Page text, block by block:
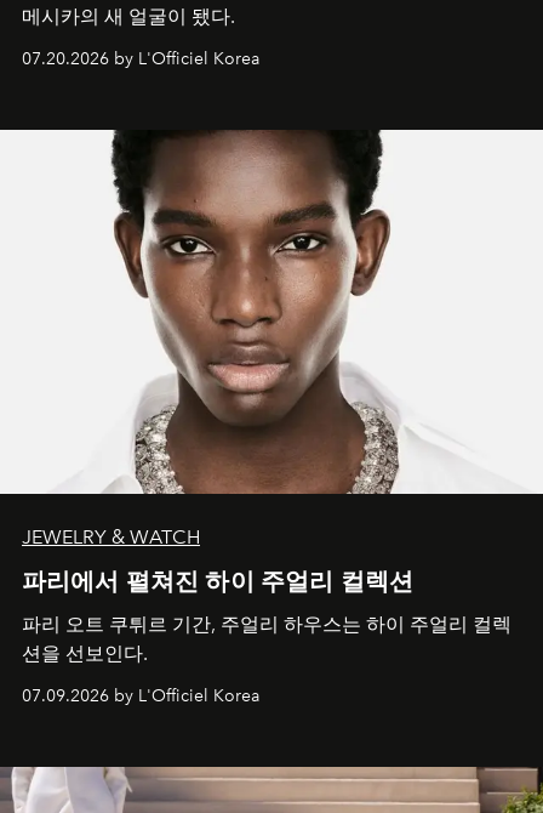
메시카의 새 얼굴이 됐다.
07.20.2026 by L'Officiel Korea
JEWELRY & WATCH
파리에서 펼쳐진 하이 주얼리 컬렉션
파리 오트 쿠튀르 기간, 주얼리 하우스는 하이 주얼리 컬렉
션을 선보인다.
07.09.2026 by L'Officiel Korea